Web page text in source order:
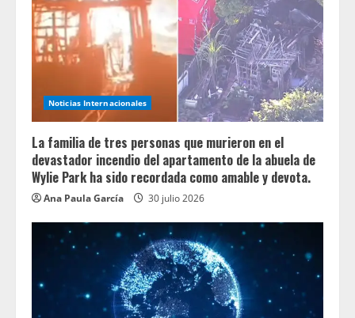
Noticias Internacionales
La familia de tres personas que murieron en el
devastador incendio del apartamento de la abuela de
Wylie Park ha sido recordada como amable y devota.
Ana Paula García 30 julio 2026